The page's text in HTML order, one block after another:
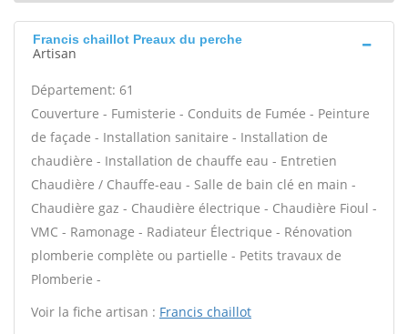
Francis chaillot Preaux du perche
Artisan
Département: 61
Couverture - Fumisterie - Conduits de Fumée - Peinture
de façade - Installation sanitaire - Installation de
chaudière - Installation de chauffe eau - Entretien
Chaudière / Chauffe-eau - Salle de bain clé en main -
Chaudière gaz - Chaudière électrique - Chaudière Fioul -
VMC - Ramonage - Radiateur Électrique - Rénovation
plomberie complète ou partielle - Petits travaux de
Plomberie -
Voir la fiche artisan : Francis chaillot